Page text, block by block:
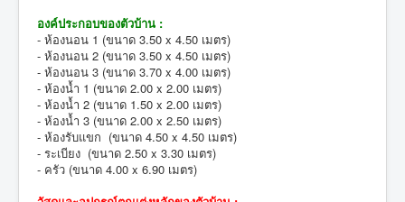
องค์ประกอบของตัวบ้าน :
- ห้องนอน 1 (ขนาด 3.50 x 4.50 เมตร)
- ห้องนอน 2 (ขนาด 3.50 x 4.50 เมตร)
- ห้องนอน 3 (ขนาด 3.70 x 4.00 เมตร)
- ห้องน้ำ 1 (ขนาด 2.00 x 2.00 เมตร)
- ห้องน้ำ 2 (ขนาด 1.50 x 2.00 เมตร)
- ห้องน้ำ 3 (ขนาด 2.00 x 2.50 เมตร)
- ห้องรับแขก (ขนาด 4.50 x 4.50 เมตร)
- ระเบียง (ขนาด 2.50 x 3.30 เมตร)
- ครัว (ขนาด 4.00 x 6.90 เมตร)